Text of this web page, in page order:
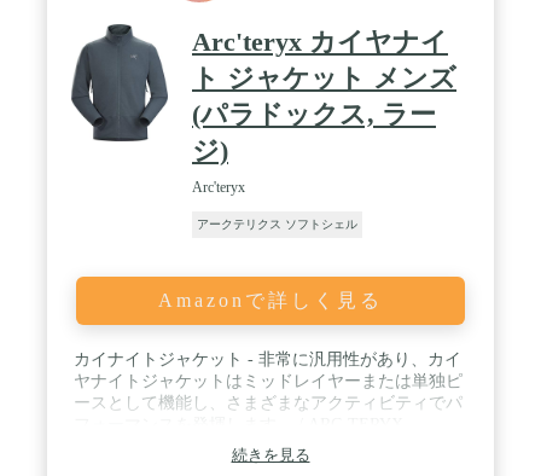
Arc'teryx カイヤナイ
ト ジャケット メンズ
(パラドックス, ラー
ジ)
Arc'teryx
アークテリクス ソフトシェル
Amazonで詳しく見る
カイナイトジャケット - 非常に汎用性があり、カイ
ヤナイトジャケットはミッドレイヤーまたは単独ピ
ースとして機能し、さまざまなアクティビティでパ
ESSENTIALS - 多様なアクティビティや条件に対応
する万能高性能デザイン。 / POLARTEC – 合成フリ
続きを見る